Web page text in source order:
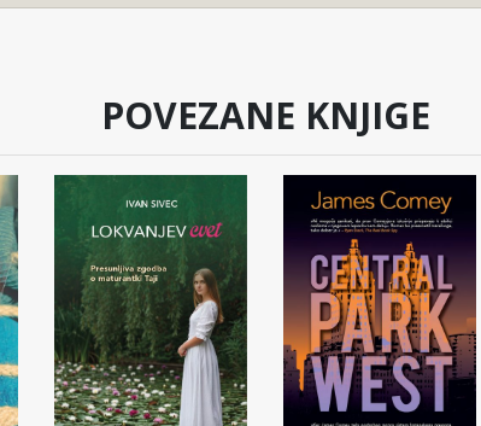
POVEZANE KNJIGE